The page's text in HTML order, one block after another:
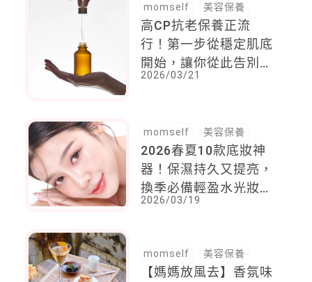
momself 美容保養
高CP抗老保養正流
行！第一步從穩定肌底
開始，讓你從此告別濾
鏡救不了的老化臉
2026/03/21
momself 美容保養
2026春夏10款底妝神
器！保濕持久又提亮，
換季必備輕盈水光妝，
有如第二層肌膚讓氣色
2026/03/19
momself 美容保養
【媽媽放風去】香氛味